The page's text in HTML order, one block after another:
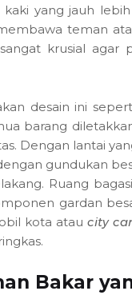
yang jauh
teman
krusial agar
desain ini
barang
Dengan lantai
gundukan
Ruang
gardan
kota atau city car
Bakar